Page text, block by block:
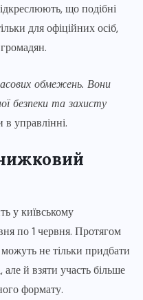
що подібні
для офіційних осіб,
обмежень. Вони
безпеки та захисту
в управлінні.
у київському
по 1 червня. Протягом
можуть не тільки придбати
але й взяти участь більше
формату.